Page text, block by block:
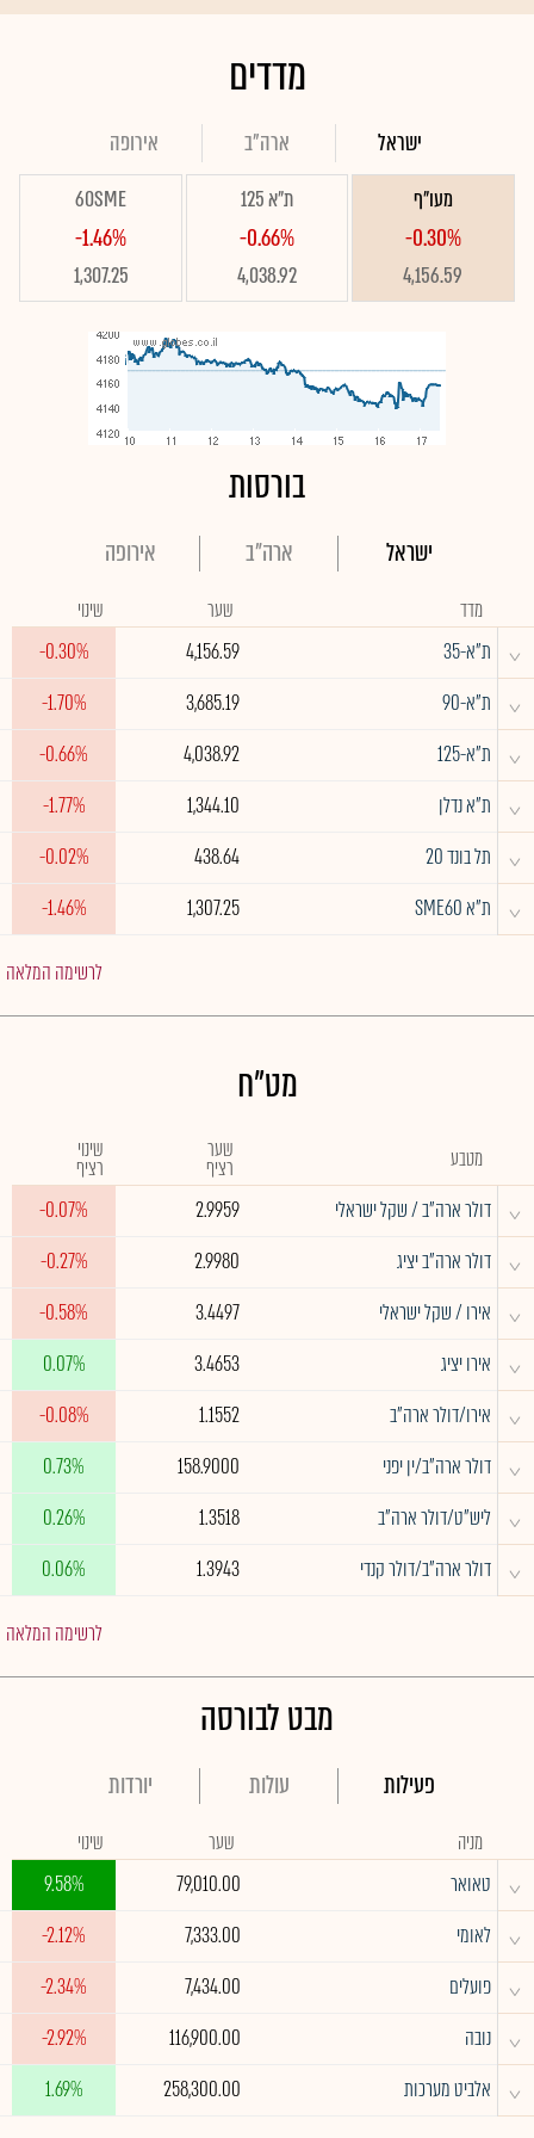
מדדים
ישראל ארה"ב אירופה
מעו"ף
-0.30%
4,156.59
ת"א 125
-0.66%
4,038.92
60SME
-1.46%
1,307.25
בורסות
ישראל ארה"ב אירופה
מדד שער שינוי
^ ת"א-35 4,156.59
-0.30%
^ ת"א-90 3,685.19
-1.70%
^ ת"א-125 4,038.92
-0.66%
^ ת"א נדלן 1,344.10
-1.77%
^ תל בונד 20 438.64
-0.02%
^ ת"א SME60 1,307.25
-1.46%
לרשימה המלאה
מט"ח
מטבע שער
רציף
שינוי
רציף
^ דולר ארה"ב / שקל ישראלי 2.9959
-0.07%
^ דולר ארה"ב יציג 2.9980
-0.27%
^ אירו / שקל ישראלי 3.4497
-0.58%
^ אירו יציג 3.4653
0.07%
^ אירו/דולר ארה"ב 1.1552
-0.08%
^ דולר ארה"ב/ין יפני 158.9000
0.73%
^ ליש"ט/דולר ארה"ב 1.3518
0.26%
^ דולר ארה"ב/דולר קנדי 1.3943
0.06%
לרשימה המלאה
מבט לבורסה
פעילות עולות יורדות
מניה שער שינוי
^ טאואר 79,010.00
9.58%
^ לאומי 7,333.00
-2.12%
^ פועלים 7,434.00
-2.34%
^ נובה 116,900.00
-2.92%
^ אלביט מערכות 258,300.00
1.69%